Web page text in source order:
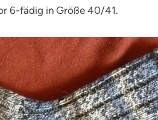
6-fädig in Größe 40/41.